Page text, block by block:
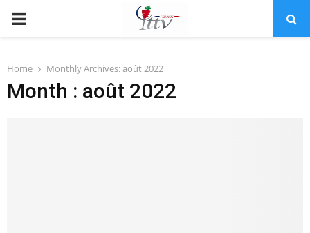
PRIMARY
Home Monthly Archives: août 2022
Month : août 2022